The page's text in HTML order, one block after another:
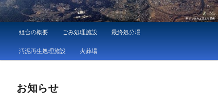
メ
組合の概要 ごみ処理施設 最終処分場
汚泥再生処理施設 火葬場
お知らせ